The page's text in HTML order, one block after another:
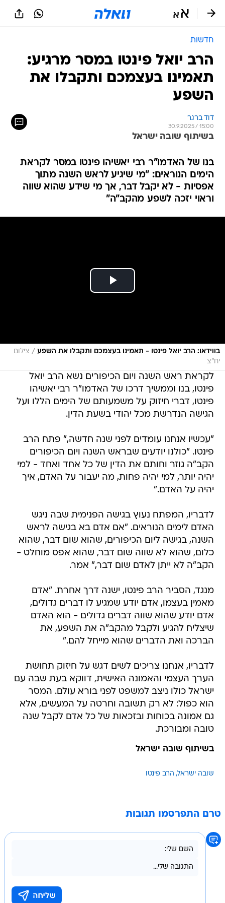
חדשות
הרב יואל פינטו במסר מרגיע:
תאמינו בעצמכם ותקבלו את
השפע
דוד ברגר
30.9.2025 / 15:00
בשיתוף שובה ישראל
בנו של האדמו"ר רבי יאשיהו פינטו במסר לקראת
הימים הנוראים: "מי שיגיע לראש השנה מתוך
אפסיות - לא יקבל דבר, אך מי שידע שהוא שווה
וראוי יזכה לשפע מהקב"ה"
בווידאו: הרב יואל פינטו - תאמינו בעצמכם ותקבלו את השפע / צילום
יח"צ
לקראת ראש השנה ויום הכיפורים נשא הרב יואל
פינטו, בנו וממשיך דרכו של האדמו"ר רבי יאשיהו
פינטו, דברי חיזוק על משמעותם של הימים הללו ועל
הגישה הנדרשת מכל יהודי בשעת הדין.
"עכשיו אנחנו עומדים לפני שנה חדשה," פתח הרב
פינטו. "כולנו יודעים שבראש השנה ויום הכיפורים
הקב"ה גוזר וחותם את הדין של כל אחד ואחד - למי
יהיה יותר, למי יהיה פחות, מה יעבור על האדם, איך
יהיה על האדם."
לדבריו, המפתח נעוץ בגישה הפנימית שבה ניגש
האדם לימים הנוראים. "אם אדם בא בגישה לראש
השנה, בגישה ליום הכיפורים, שהוא שום דבר, שהוא
כלום, שהוא לא שווה שום דבר, שהוא אפס מוחלט -
הקב"ה לא ייתן לאדם שום דבר," אמר.
מנגד, הסביר הרב פינטו, ישנה דרך אחרת. "אדם
מאמין בעצמו, אדם יודע שמגיע לו דברים גדולים,
אדם יודע שהוא שווה דברים גדולים - הוא האדם
שיצליח להגיע ולקבל מהקב"ה את השפע, את
הברכה ואת הדברים שהוא מייחל להם."
לדבריו, אנחנו צריכים לשים דגש על חיזוק תחושת
הערך העצמי והאמונה האישית, דווקא בעת שבה עם
ישראל כולו ניצב למשפט לפני בורא עולם. המסר
הוא כפול: לא רק תשובה וחרטה על המעשים, אלא
גם אמונה בכוחות ובזכאות של כל אדם לקבל שנה
טובה ומבורכת.
בשיתוף שובה ישראל
שובה ישראל הרב פינטו
טרם התפרסמו תגובות